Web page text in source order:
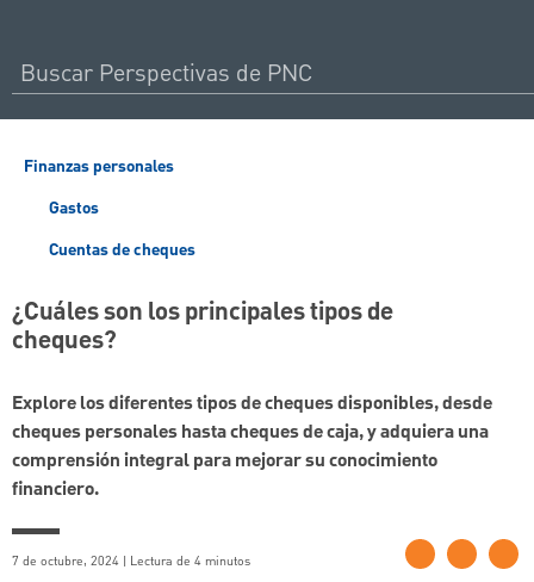
Finanzas personales
Gastos
Cuentas de cheques
¿Cuáles son los principales tipos de
cheques?
Explore los diferentes tipos de cheques disponibles, desde
cheques personales hasta cheques de caja, y adquiera una
comprensión integral para mejorar su conocimiento
financiero.
7 de octubre, 2024 | Lectura de 4 minutos